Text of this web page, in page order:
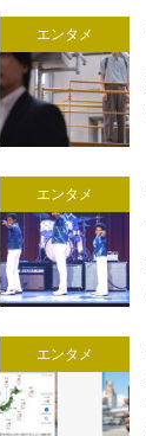
エンタメ
エンタメ
エンタメ